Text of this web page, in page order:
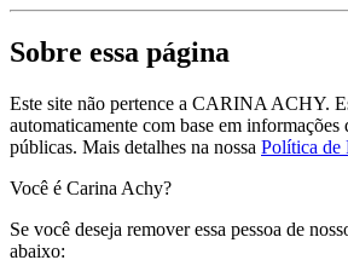
Sobre essa página
Este site não pertence a CARINA ACHY.
automaticamente com base em
públicas. Mais detalhes na nossa Política de
Você é Carina Achy?
Se você deseja remover essa pessoa de
abaixo: